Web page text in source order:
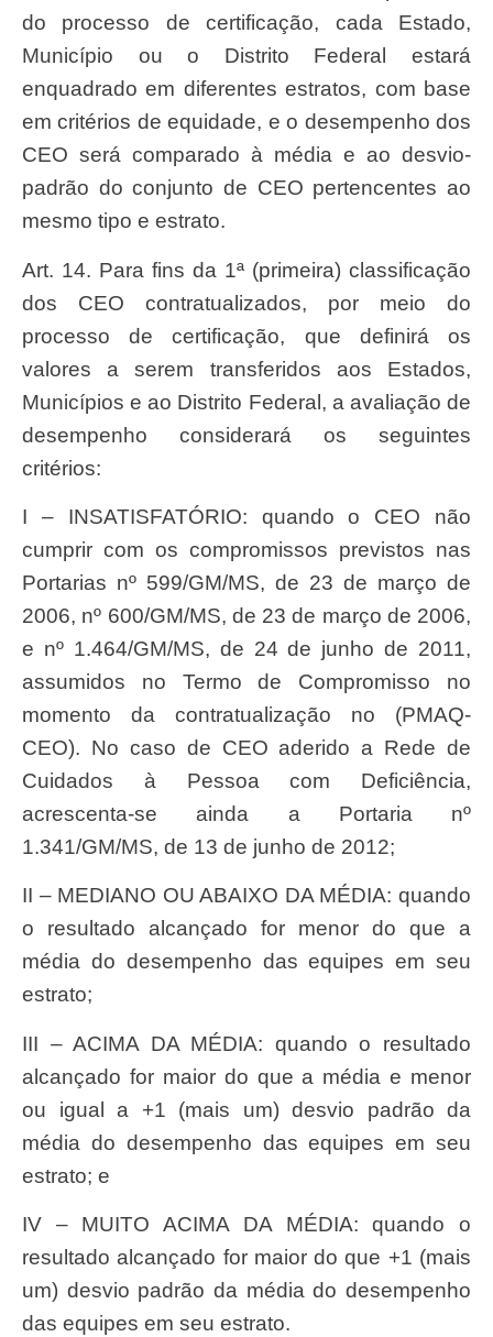
do processo de certificação, cada Estado,
Município ou o Distrito Federal estará
enquadrado em diferentes estratos, com base
em critérios de equidade, e o desempenho dos
CEO será comparado à média e ao desvio-
padrão do conjunto de CEO pertencentes ao
mesmo tipo e estrato.
Art. 14. Para fins da 1ª (primeira) classificação
dos CEO contratualizados, por meio do
processo de certificação, que definirá os
valores a serem transferidos aos Estados,
Municípios e ao Distrito Federal, a avaliação de
desempenho considerará os seguintes
critérios:
I – INSATISFATÓRIO: quando o CEO não
cumprir com os compromissos previstos nas
Portarias nº 599/GM/MS, de 23 de março de
2006, nº 600/GM/MS, de 23 de março de 2006,
e nº 1.464/GM/MS, de 24 de junho de 2011,
assumidos no Termo de Compromisso no
momento da contratualização no (PMAQ-
CEO). No caso de CEO aderido a Rede de
Cuidados à Pessoa com Deficiência,
acrescenta-se ainda a Portaria nº
1.341/GM/MS, de 13 de junho de 2012;
II – MEDIANO OU ABAIXO DA MÉDIA: quando
o resultado alcançado for menor do que a
média do desempenho das equipes em seu
estrato;
III – ACIMA DA MÉDIA: quando o resultado
alcançado for maior do que a média e menor
ou igual a +1 (mais um) desvio padrão da
média do desempenho das equipes em seu
estrato; e
IV – MUITO ACIMA DA MÉDIA: quando o
resultado alcançado for maior do que +1 (mais
um) desvio padrão da média do desempenho
das equipes em seu estrato.